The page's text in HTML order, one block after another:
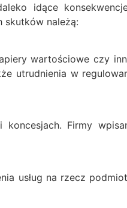
idące
skutków należą:
wartościowe czy
utrudnienia w
Firmy
usług na rzecz